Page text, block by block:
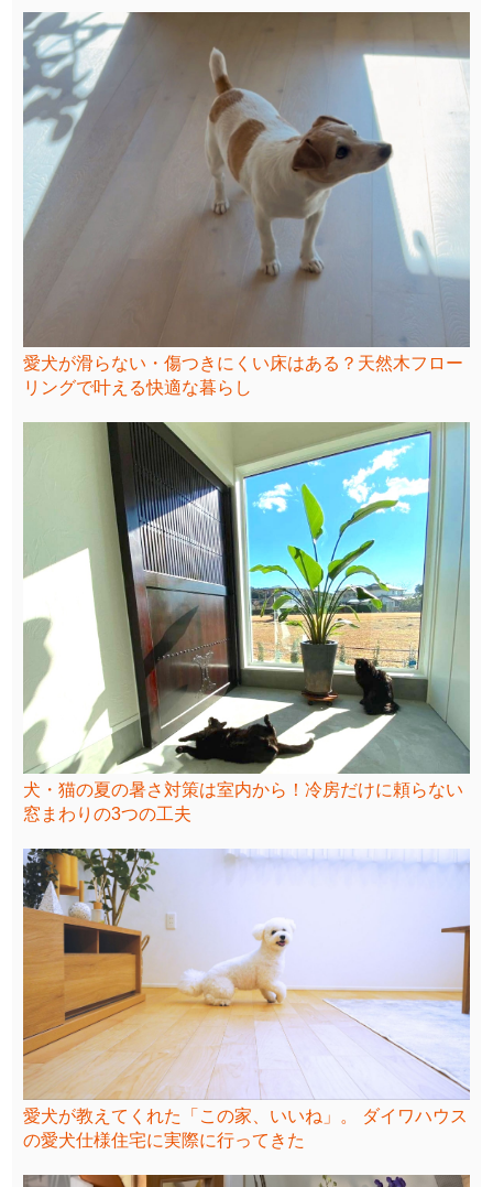
愛犬が滑らない・傷つきにくい床はある？天然木フロー
リングで叶える快適な暮らし
犬・猫の夏の暑さ対策は室内から！冷房だけに頼らない
窓まわりの3つの工夫
愛犬が教えてくれた「この家、いいね」。 ダイワハウス
の愛犬仕様住宅に実際に行ってきた